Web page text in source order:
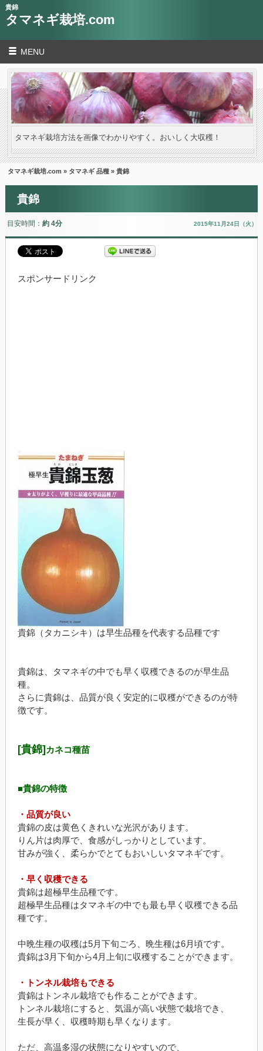
貴錦
タマネギ栽培.com
MENU
タマネギ栽培方法を画像でわかりやすく。おいしく大収穫！
タマネギ栽培.com » タマネギ 品種 » 貴錦
貴錦
目安時間： 約 4分 2015年11月24日（火）
スポンサードリンク
貴錦（タカニシキ）は早生品種を代表する品種です
貴錦は、タマネギの中でも早く収穫できるのが早生品
種。
さらに貴錦は、品質が良く安定的に収穫ができるのが特
徴です。
[貴錦]カネコ種苗
■貴錦の特徴
・品質が良い
貴錦の皮は黄色くきれいな光沢があります。
りん片は肉厚で、食感がしっかりとしています。
甘みが強く、柔らかでとてもおいしいタマネギです。
・早く収穫できる
貴錦は超極早生品種です。
超極早生品種はタマネギの中でも最も早く収穫できる品
種です。
中晩生種の収穫は5月下旬ごろ、晩生種は6月頃です。
貴錦は3月下旬から4月上旬に収穫することができます。
・トンネル栽培もできる
貴錦はトンネル栽培でも作ることができます。
トンネル栽培にすると、気温が高い状態で栽培でき、
生長が早く、収穫時期も早くなります。
ただ、高温多湿の状態になりやすいので、